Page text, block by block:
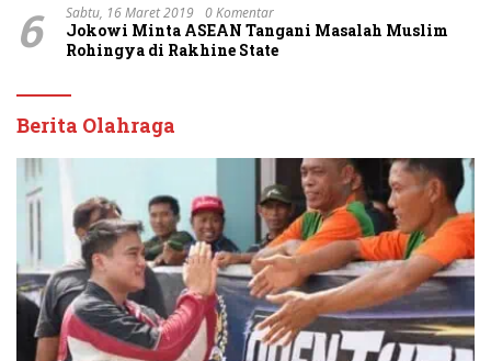
6 Sabtu, 16 Maret 2019 0 Komentar
Jokowi Minta ASEAN Tangani Masalah Muslim
Rohingya di Rakhine State
Berita Olahraga